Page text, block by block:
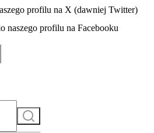
profilu na X (dawniej Twitter)
się w nowej karcie
naszego profilu na Facebooku
Szukaj